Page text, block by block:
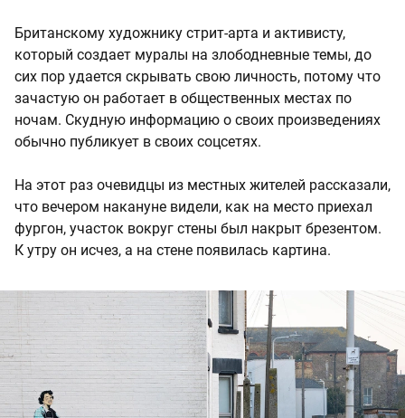
Британскому художнику стрит-арта и активисту,
который создает муралы на злободневные темы, до
сих пор удается скрывать свою личность, потому что
зачастую он работает в общественных местах по
ночам. Скудную информацию о своих произведениях
обычно публикует в своих соцсетях.
На этот раз очевидцы из местных жителей рассказали,
что вечером накануне видели, как на место приехал
фургон, участок вокруг стены был накрыт брезентом.
К утру он исчез, а на стене появилась картина.